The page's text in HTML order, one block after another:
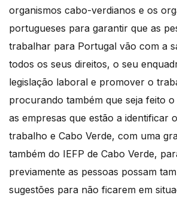
organismos cabo-verdianos e os
portugueses para garantir que as
trabalhar para Portugal vão com a
todos os seus direitos, o seu
legislação laboral e promover o
procurando também que seja feito
as empresas que estão a identificar
trabalho e Cabo Verde, com uma
também do IEFP de Cabo Verde,
previamente as pessoas possam
sugestões para não ficarem em